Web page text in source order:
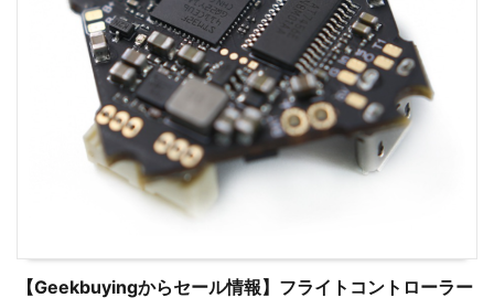
【Geekbuyingからセール情報】フライトコントローラー